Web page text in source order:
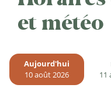
et météo
Aujourd'hui
10 août 2026
11